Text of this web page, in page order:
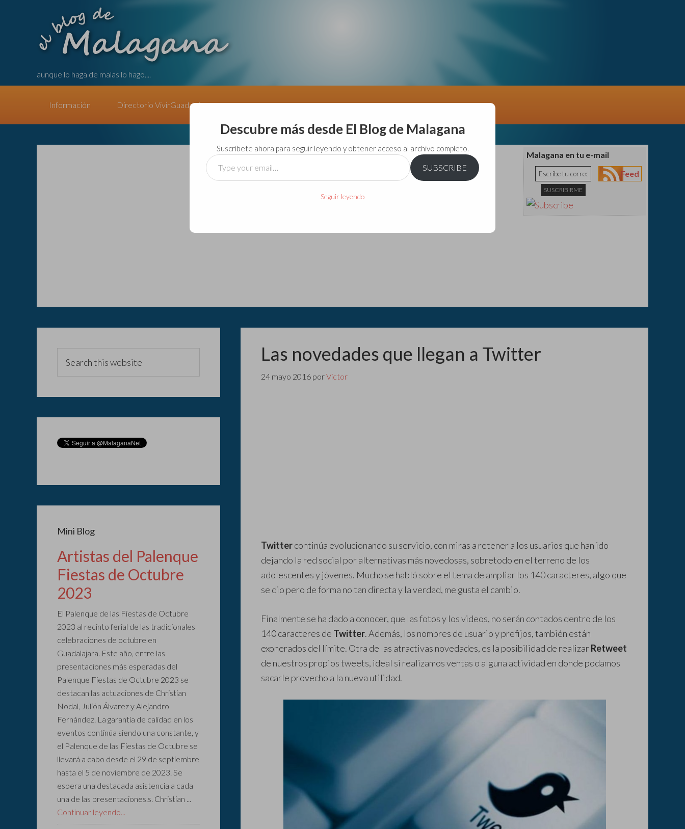
aunque lo haga de malas lo hago....
Información Directorio VivirGuadalajara
Malagana en tu e-mail
Feed
Las novedades que llegan a Twitter
24 mayo 2016 porVictor
Twittercontinúa evolucionando su servicio, con miras a retener a los usuarios que han ido
dejando la red social por alternativas más novedosas, sobretodo en el terreno de los
adolescentes y jóvenes. Mucho se habló sobre el tema de ampliar los 140 caracteres, algo que
se dio pero de forma no tan directa y la verdad, me gusta el cambio.
Finalmente se ha dado a conocer, que las fotos y los videos, no serán contados dentro de los
140 caracteres de Twitter. Además, los nombres de usuario y prefijos, también están
exonerados del límite. Otra de las atractivas novedades, es la posibilidad de realizarRetweet
de nuestros propios tweets, ideal si realizamos ventas o alguna actividad en donde podamos
sacarle provecho a la nueva utilidad.
Mini Blog
Artistas del Palenque
Fiestas de Octubre
2023
El Palenque de las Fiestas de Octubre
2023 al recinto ferial de las tradicionales
celebraciones de octubre en
Guadalajara. Este año, entre las
presentaciones más esperadas del
Palenque Fiestas de Octubre 2023 se
destacan las actuaciones de Christian
Nodal, Julión Álvarez y Alejandro
Fernández. La garantía de calidad en los
eventos continúa siendo una constante, y
el Palenque de las Fiestas de Octubre se
llevará a cabo desde el 29 de septiembre
hasta el 5 de noviembre de 2023. Se
espera una destacada asistencia a cada
una de las presentaciones.s. Christian ...
Continuar leyendo...
Descubre más desde El Blog de Malagana
Suscríbete ahora para seguir leyendo y obtener acceso al archivo completo.
Type
your
SUBSCRIBE
Seguir leyendo